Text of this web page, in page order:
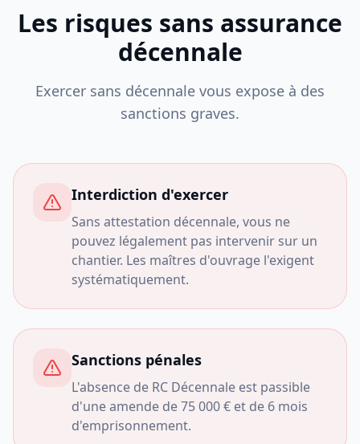
Les risques sans assurance
décennale
Exercer sans décennale vous expose à des
sanctions graves.
Interdiction d'exercer
Sans attestation décennale, vous ne
pouvez légalement pas intervenir sur un
chantier. Les maîtres d'ouvrage l'exigent
systématiquement.
Sanctions pénales
L'absence de RC Décennale est passible
d'une amende de 75 000 € et de 6 mois
d'emprisonnement.